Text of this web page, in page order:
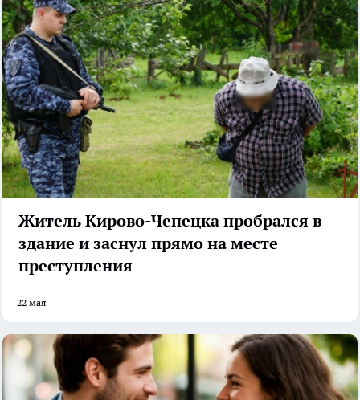
Житель Кирово-Чепецка пробрался в
здание и заснул прямо на месте
преступления
22 мая